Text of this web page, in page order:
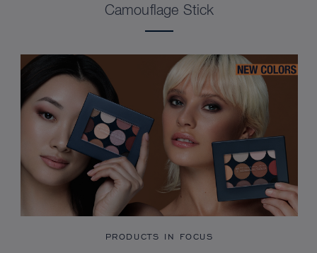
Camouflage Stick
PRODUCTS IN FOCUS